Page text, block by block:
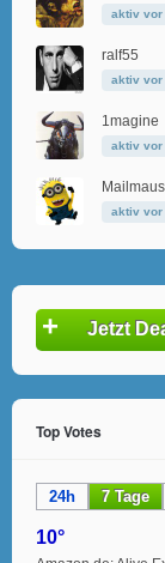
aktiv vor
ralf55
aktiv vor
1magine
aktiv vor
aktiv vor
+ Jetzt
Top Votes
24h 7 Tage
10°